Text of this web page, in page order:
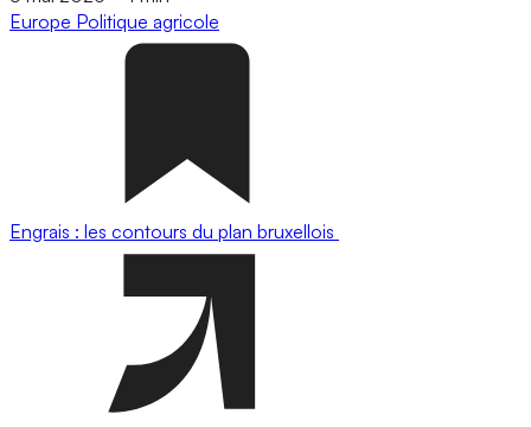
Europe Politique agricole
Engrais : les contours du plan bruxellois